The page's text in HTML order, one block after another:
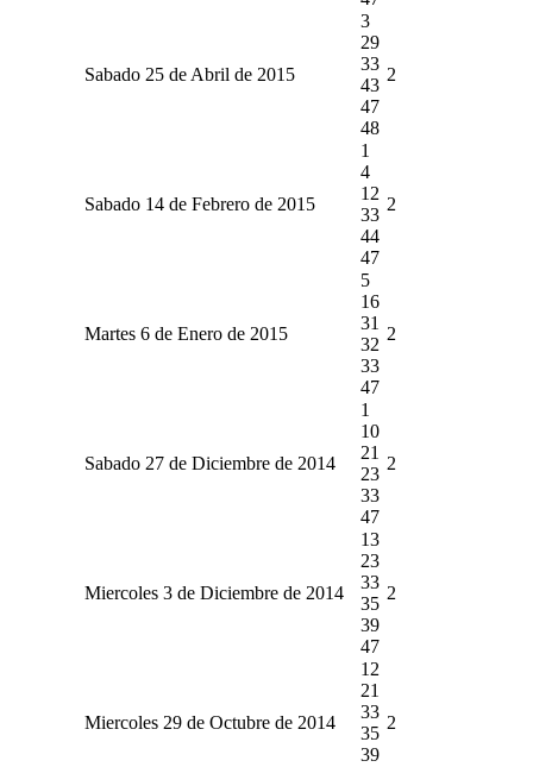
Sabado 25 de Abril de 2015
3
29
33
43
47
48
2
Sabado 14 de Febrero de 2015
1
4
12
33
44
47
2
Martes 6 de Enero de 2015
5
16
31
32
33
47
2
Sabado 27 de Diciembre de 2014
1
10
21
23
33
47
2
Miercoles 3 de Diciembre de 2014
13
23
33
35
39
47
2
Miercoles 29 de Octubre de 2014
12
21
33
35
39
2